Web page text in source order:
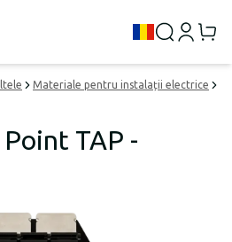
Materiale pentru instalații electrice
TAP -